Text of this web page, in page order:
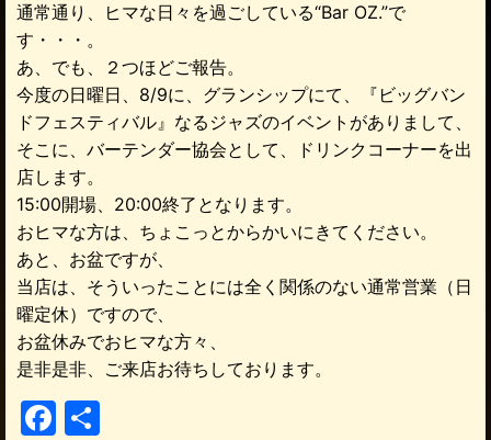
通常通り、ヒマな日々を過ごしている“Bar OZ.”で
す・・・。
あ、でも、２つほどご報告。
今度の日曜日、8/9に、グランシップにて、『ビッグバン
ドフェスティバル』なるジャズのイベントがありまして、
そこに、バーテンダー協会として、ドリンクコーナーを出
店します。
15:00開場、20:00終了となります。
おヒマな方は、ちょこっとからかいにきてください。
あと、お盆ですが、
当店は、そういったことには全く関係のない通常営業（日
曜定休）ですので、
お盆休みでおヒマな方々、
是非是非、ご来店お待ちしております。
F